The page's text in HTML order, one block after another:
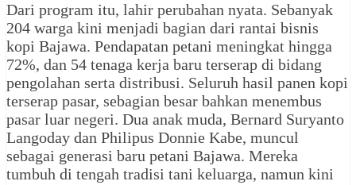
Dari program itu, lahir perubahan nyata. Sebanyak
204 warga kini menjadi bagian dari rantai bisnis
kopi Bajawa. Pendapatan petani meningkat hingga
72%, dan 54 tenaga kerja baru terserap di bidang
pengolahan serta distribusi. Seluruh hasil panen kopi
terserap pasar, sebagian besar bahkan menembus
pasar luar negeri. Dua anak muda, Bernard Suryanto
Langoday dan Philipus Donnie Kabe, muncul
sebagai generasi baru petani Bajawa. Mereka
tumbuh di tengah tradisi tani keluarga, namun kini